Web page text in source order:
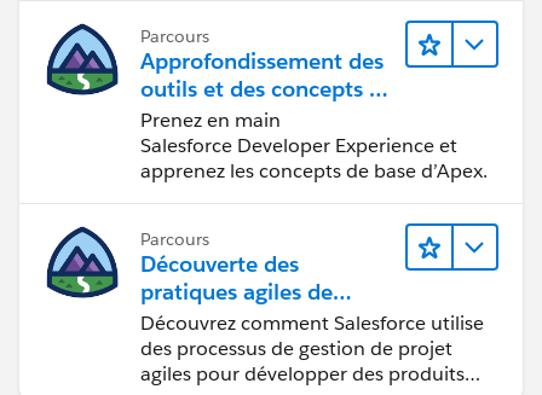
Parcours
Approfondissement des
outils et des concepts de
développement
Salesforce
Prenez en main
Salesforce Developer Experience et
apprenez les concepts de base d’Apex.
Parcours
Découverte des
pratiques agiles de
Salesforce
Découvrez comment Salesforce utilise
des processus de gestion de projet
agiles pour développer des produits